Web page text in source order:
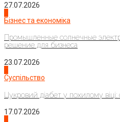
27.07.2026
Бізнес та економіка
Промышленные солнечные
решение для бизнеса
23.07.2026
Суспільство
Цукровий діабет у похилому віці:
17.07.2026